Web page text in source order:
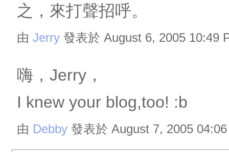
之，來打聲招呼。
由 Jerry 發表於 August 6, 2005 10:49
嗨，Jerry，
I knew your blog,too! :b
由 Debby 發表於 August 7, 2005